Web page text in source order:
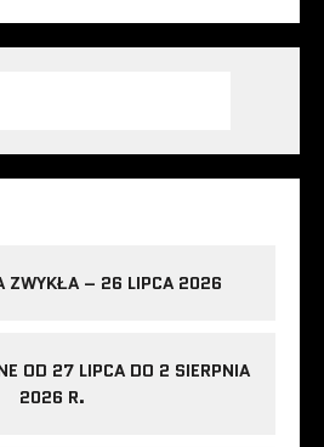
ZWYKŁA – 26 LIPCA 2026
OD 27 LIPCA DO 2 SIERPNIA
2026 R.